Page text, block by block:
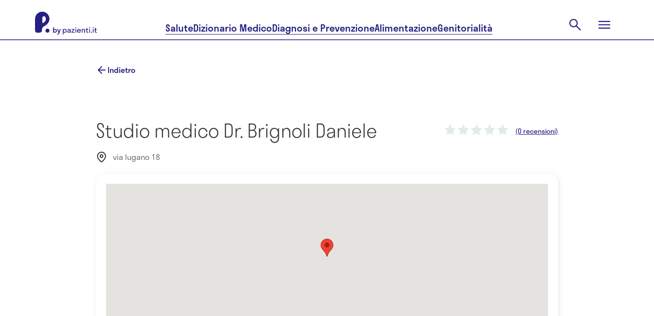
SaluteDizionario MedicoDiagnosi e PrevenzioneAlimentazioneGenitorialità
Indietro
Studio medico Dr. Brignoli Daniele (0 recensioni)
via lugano 18